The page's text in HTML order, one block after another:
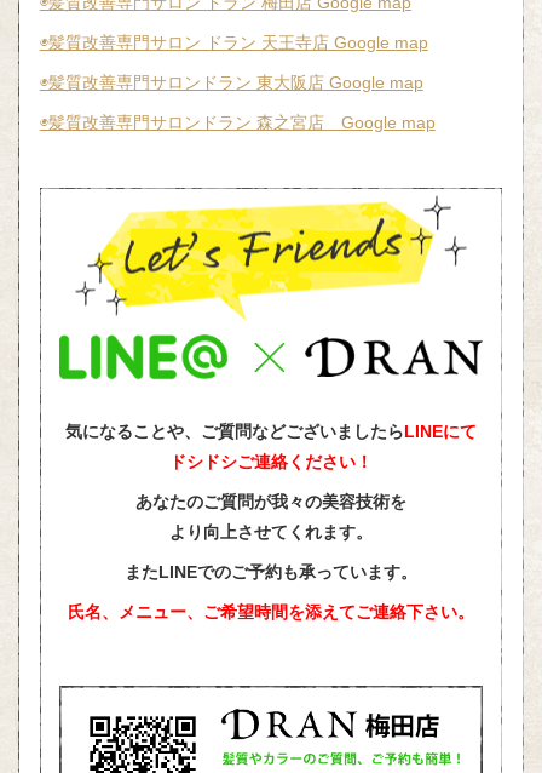
◉髪質改善専門サロン ドラン 天王寺店 Google map
◉髪質改善専門サロンドラン 東大阪店 Google map
◉髪質改善専門サロンドラン 森之宮店 Google map
気になることや、ご質問などございましたら LINEにて
ドシドシご連絡ください！
あなたのご質問が我々の美容技術を
より向上させてくれます。
またLINEでのご予約も承っています。
氏名、メニュー、ご希望時間を添えてご連絡下さい。